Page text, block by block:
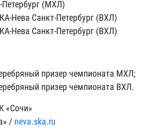
(МХЛ)
Нева Санкт-Петербург (ВХЛ)
Нева Санкт-Петербург (ВХЛ)
призер чемпионата МХЛ;
призер чемпионата ВХЛ.
«Сочи»
/ neva.ska.ru